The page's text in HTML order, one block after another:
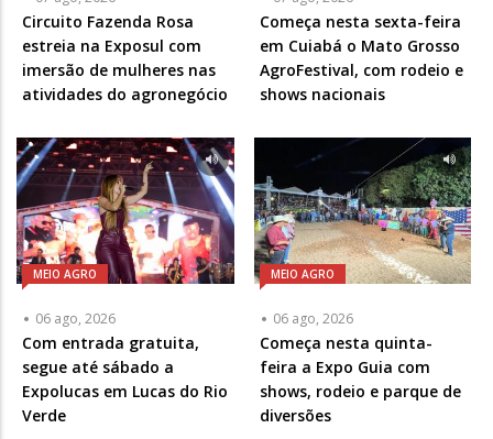
Circuito Fazenda Rosa
estreia na Exposul com
imersão de mulheres nas
atividades do agronegócio
Começa nesta sexta-feira
em Cuiabá o Mato Grosso
AgroFestival, com rodeio e
shows nacionais
MEIO AGRO
06 ago, 2026
Com entrada gratuita,
segue até sábado a
Expolucas em Lucas do Rio
Verde
MEIO AGRO
06 ago, 2026
Começa nesta quinta-
feira a Expo Guia com
shows, rodeio e parque de
diversões